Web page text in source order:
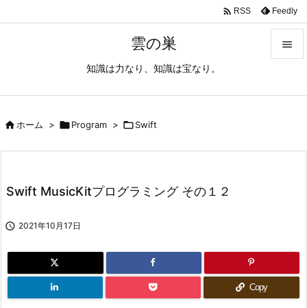
雲の巣
知識は力なり、知識は宝なり。

 RSS Feedly
ホーム > Program > Swift
Swift MusicKitプログラミング その１２
 2021年10月17日
Copy